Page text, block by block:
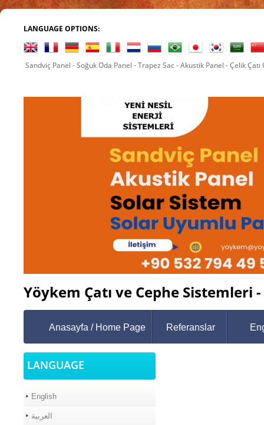
LANGUAGE OPTIONS:
Sandviç Panel - Soğuk Oda Panel - Trapez Sac - Akustik Panel - Çelik
Yöykem Çatı ve Cephe
Anasayfa / Home Page Referanslar
LANGUAGE
English
العربية